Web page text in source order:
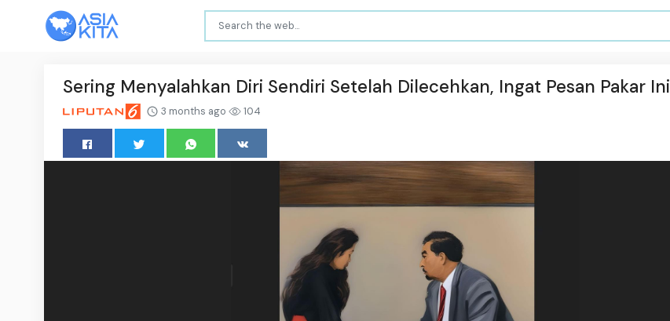
Sering Menyalahkan Diri Sendiri Setelah Dilecehkan, Ingat Pesan Pakar Ini
3 months ago 104